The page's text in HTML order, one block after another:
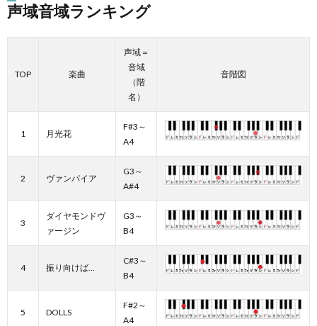
声域音域ランキング
TOP 楽曲
声域＝
音域
（階
名）
音階図
1 月光花
F#3～
A4
2 ヴァンパイア
G3～
A#4
3
ダイヤモンドヴ
ァージン
G3～
B4
4 振り向けば…
C#3～
B4
5 DOLLS
F#2～
A4